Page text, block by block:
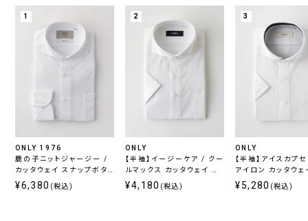
1
ONLY 1976
鹿の子ニットジャージー /
カッタウェイ スナップボタ
ン ホワイト 無地 定番
¥6,380 (税込)
2
ONLY
【半袖】イージーケア / クー
ルマックス カッタウェイ ス
ナップボタン付き
¥4,180 (税込)
3
ONLY
【半袖】アイスカプセル
アイロン カッタウ
ップボタン付き
¥5,280 (税込)